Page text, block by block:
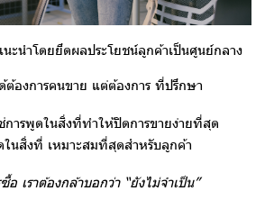
ะนำโดยยึดผลประโยชน์ลูกค้าเป็นศูนย์กลาง
องการคนขาย แต่ต้องการ ที่ปรึกษา
การพูดในสิ่งที่ทำให้ปิดการขายง่ายที่สุด
นสิ่งที่ เหมาะสมที่สุดสำหรับลูกค้า
อ เราต้องกล้าบอกว่า “ยังไม่จำเป็น”